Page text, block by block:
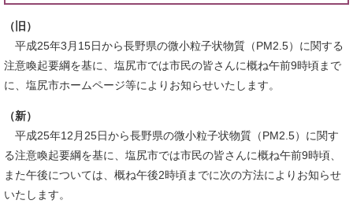
（旧）
平成25年3月15日から長野県の微小粒子状物質（PM2.5）に関する
注意喚起要綱を基に、塩尻市では市民の皆さんに概ね午前9時頃まで
に、塩尻市ホームページ等によりお知らせいたします。
（新）
平成25年12月25日から長野県の微小粒子状物質（PM2.5）に関す
る注意喚起要綱を基に、塩尻市では市民の皆さんに概ね午前9時頃、
また午後については、概ね午後2時頃までに次の方法によりお知らせ
いたします。